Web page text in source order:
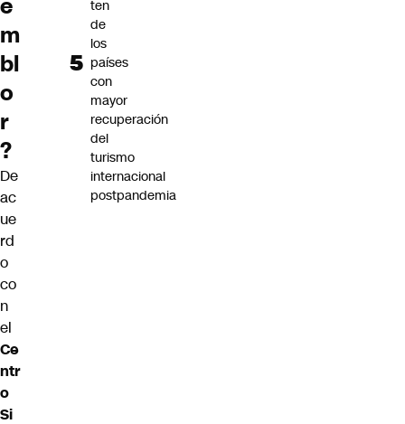
e
m
bl
o
r
?
De
ac
ue
rd
o
co
n
el
Ce
ntr
o
Si
ten
de
los
países
con
mayor
recuperación
del
turismo
internacional
postpandemia